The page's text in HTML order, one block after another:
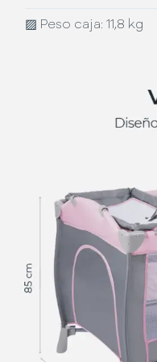
▨ Peso caja: 11,8 kg